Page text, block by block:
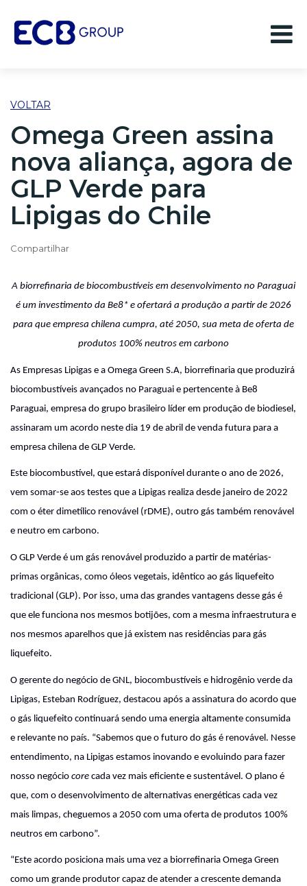
VOLTAR
Omega Green assina
nova aliança, agora de
GLP Verde para
Lipigas do Chile
Compartilhar
A biorrefinaria de biocombustíveis em desenvolvimento no Paraguai
é um investimento da Be8* e ofertará a produção a partir de 2026
para que empresa chilena cumpra, até 2050, sua meta de oferta de
produtos 100% neutros em carbono
As Empresas Lipigas e a Omega Green S.A, biorrefinaria que produzirá
biocombustíveis avançados no Paraguai e pertencente à Be8
Paraguai, empresa do grupo brasileiro líder em produção de biodiesel,
assinaram um acordo neste dia 19 de abril de venda futura para a
empresa chilena de GLP Verde.
Este biocombustível, que estará disponível durante o ano de 2026,
vem somar-se aos testes que a Lipigas realiza desde janeiro de 2022
com o éter dimetílico renovável (rDME), outro gás também renovável
e neutro em carbono.
O GLP Verde é um gás renovável produzido a partir de matérias-
primas orgânicas, como óleos vegetais, idêntico ao gás liquefeito
tradicional (GLP). Por isso, uma das grandes vantagens desse gás é
que ele funciona nos mesmos botijões, com a mesma infraestrutura e
nos mesmos aparelhos que já existem nas residências para gás
liquefeito.
O gerente do negócio de GNL, biocombustíveis e hidrogênio verde da
Lipigas, Esteban Rodríguez, destacou após a assinatura do acordo que
o gás liquefeito continuará sendo uma energia altamente consumida
e relevante no país. “Sabemos que o futuro do gás é renovável. Nesse
entendimento, na Lipigas estamos inovando e evoluindo para fazer
nosso negócio core cada vez mais eficiente e sustentável. O plano é
que, com o desenvolvimento de alternativas energéticas cada vez
mais limpas, cheguemos a 2050 com uma oferta de produtos 100%
neutros em carbono”.
“Este acordo posiciona mais uma vez a biorrefinaria Omega Green
como um grande produtor capaz de atender a crescente demanda